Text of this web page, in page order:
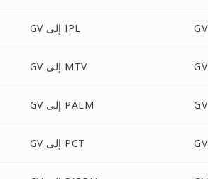
GV إلى IPL
GV إلى MTV
GV إلى PALM
GV إلى PCT